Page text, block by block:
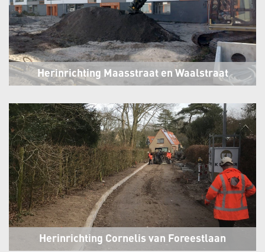
Herinrichting Maasstraat en Waalstraat
Herinrichting Cornelis van Foreestlaan